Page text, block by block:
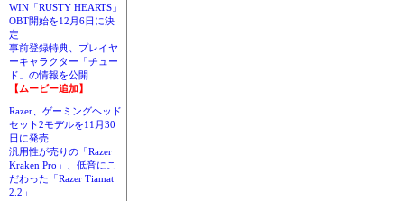
WIN「RUSTY HEARTS」
OBT開始を12月6日に決
定
事前登録特典、プレイヤ
ーキャラクター「チュー
ド」の情報を公開
【ムービー追加】
Razer、ゲーミングヘッド
セット2モデルを11月30
日に発売
汎用性が売りの「Razer
Kraken Pro」、低音にこ
だわった「Razer Tiamat
2.2」